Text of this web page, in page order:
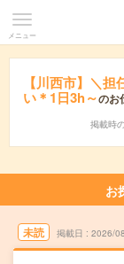
メニュー
【川西市】＼
い＊1日3h～のお
掲載時
お
未読 掲載日 2026/